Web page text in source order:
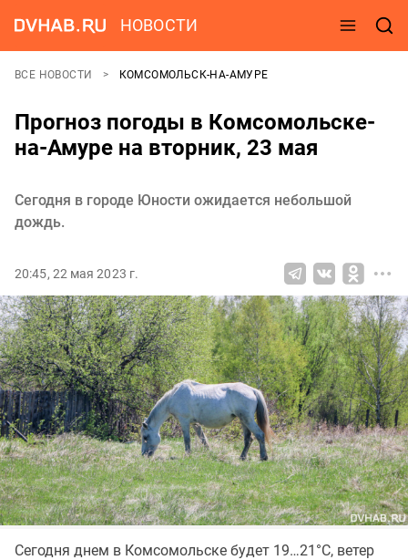
НОВОСТИ
ВСЕ НОВОСТИ КОМСОМОЛЬСК-НА-АМУРЕ
Прогноз погоды в Комсомольске-
на-Амуре на вторник, 23 мая
Сегодня в городе Юности ожидается небольшой
дождь.
20:45, 22 мая 2023 г.
Сегодня днем в Комсомольске будет 19…21°C, ветер